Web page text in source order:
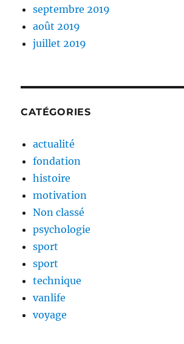
septembre 2019
août 2019
juillet 2019
CATÉGORIES
actualité
fondation
histoire
motivation
Non classé
psychologie
sport
sport
technique
vanlife
voyage